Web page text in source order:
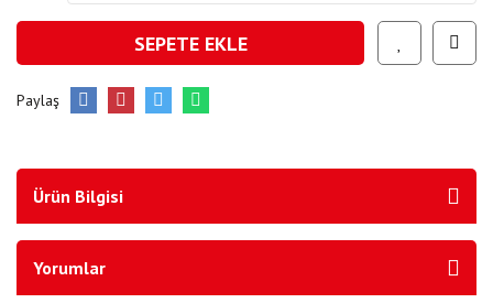
SEPETE EKLE
Paylaş
Ürün Bilgisi
Yorumlar